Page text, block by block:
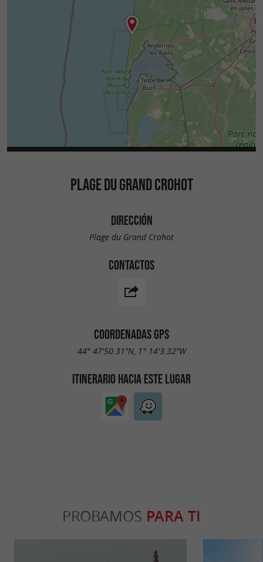
PLAGE DU GRAND CROHOT
DIRECCIÓN
Plage du Grand Crohot
CONTACTOS
COORDENADAS GPS
44° 47'50.31"N, 1° 14'3.32"W
ITINERARIO HACIA ESTE LUGAR
PROBAMOS PARA TI